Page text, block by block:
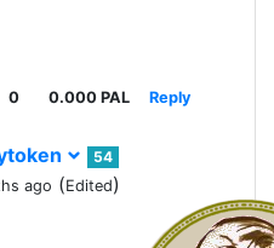
0 0.000 PAL Reply
54
ago (Edited)